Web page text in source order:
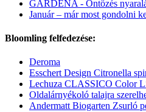
GARDENA - Öntözés
Január – már most gondolni
Bloomling felfedezése:
Deroma
Esschert Design Citronella
Lechuza CLASSICO Color
Oldalárnyékoló talajra
Andermatt Biogarten Zsurló